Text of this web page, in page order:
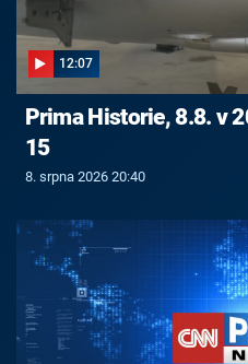
12:07
Prima Historie, 8.8. v
15
8. srpna 2026 20:40